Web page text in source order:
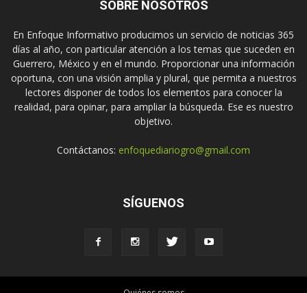
SOBRE NOSOTROS
En Enfoque Informativo producimos un servicio de noticias 365
días al año, con particular atención a los temas que suceden en
Guerrero, México y en el mundo. Proporcionar una información
oportuna, con una visión amplia y plural, que permita a nuestros
lectores disponer de todos los elementos para conocer la
realidad, para opinar, para ampliar la búsqueda. Ese es nuestro
objetivo.
Contáctanos: enfoquediariogro@gmail.com
SÍGUENOS